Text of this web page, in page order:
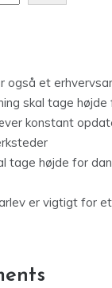
også et
skal tage
konstant
tage højde for
er vigtigt for